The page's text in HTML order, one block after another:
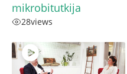
mikrobitutkija
28views